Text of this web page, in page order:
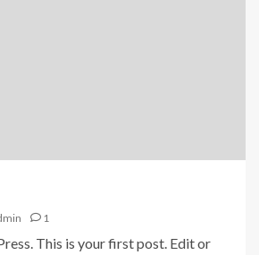
1
This is your first post. Edit or